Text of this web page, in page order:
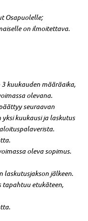
Osapuolelle;
on ilmoitettava.
kuukauden määräaika,
olevana.
seuraavan
kuukausi ja laskutus
oleva sopimus.
laskutusjakson jälkeen.
tapahtuu etukäteen,